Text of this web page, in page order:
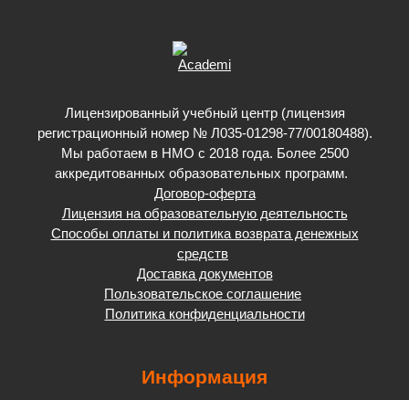
Лицензированный учебный центр (лицензия
регистрационный номер № Л035-01298-77/00180488).
Мы работаем в НМО с 2018 года. Более 2500
аккредитованных образовательных программ.
Договор-оферта
Лицензия на образовательную деятельность
Способы оплаты и политика возврата денежных
средств
Доставка документов
Пользовательское соглашение
Политика конфиденциальности
Информация